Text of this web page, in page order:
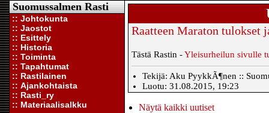
Suomussalmen Rasti
:: Johtokunta
:: Jaostot
:: Esittely
:: Historia
:: Toiminta
:: Tapahtumat
:: Rastilainen
:: Ajankohtaista
:: Rasti_ry
:: Materiaalisalkku
Raatteen Maraton tulokset
Tästä Rastin -Yleisurheilun sivulle
Tekijä: Aku PyykkÃ¶nen ::
Luotu: 31.08.2015, 19:23
Näytä kaikki uutiset